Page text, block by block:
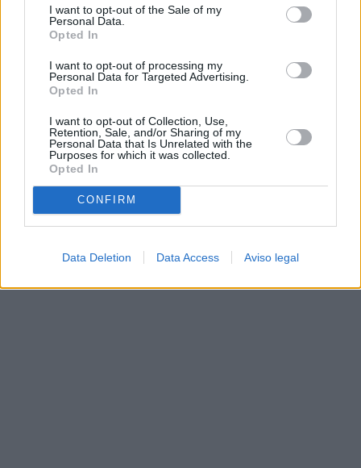
cualquier momento entrando de nuevo en este sitio web o
visitando nuestra política de privacidad.
I want to opt-out of the Sale of my
Personal Data.
Opted In
I want to opt-out of processing my
Personal Data for Targeted Advertising.
Opted In
I want to opt-out of Collection, Use,
Retention, Sale, and/or Sharing of my
Personal Data that Is Unrelated with the
Purposes for which it was collected.
Opted In
CONFIRM
Data Deletion Data Access Aviso legal